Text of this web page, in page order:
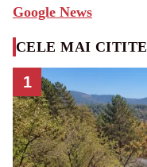
Google News
CELE MAI CITITE
1